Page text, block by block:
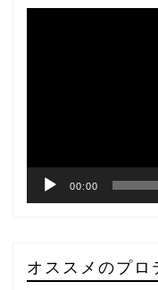
00:00
オススメのプロ